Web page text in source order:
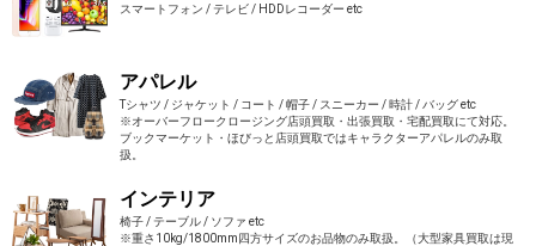
スマートフォン / テレビ / HDDレコーダー etc
アパレル
Tシャツ / ジャケット / コート / 帽子 / スニーカー / 時計 / バッグ etc
※オーバーフロークロージング店頭買取・出張買取・宅配買取にて対応。
ブックマーケット・ほびっと店頭買取ではキャラクターアパレルのみ取
扱。
インテリア
椅子 / テーブル / ソファ etc
※重さ10kg/1800mm四方サイズのお品物のみ取扱。（大型家具買取は現